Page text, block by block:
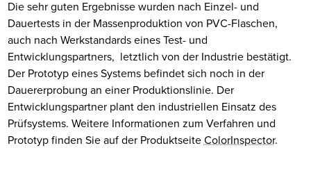
Die sehr guten Ergebnisse wurden nach Einzel- und
Dauertests in der Massenproduktion von PVC-Flaschen,
auch nach Werkstandards eines Test- und
Entwicklungspartners, letztlich von der Industrie bestätigt.
Der Prototyp eines Systems befindet sich noch in der
Dauererprobung an einer Produktionslinie. Der
Entwicklungspartner plant den industriellen Einsatz des
Prüfsystems. Weitere Informationen zum Verfahren und
Prototyp finden Sie auf der ProduktseiteColorInspector.